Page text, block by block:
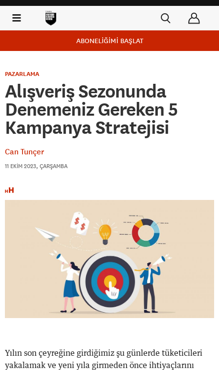
ABONELİĞİMİ BAŞLAT
PAZARLAMA
Alışveriş Sezonunda
Denemeniz Gereken 5
Kampanya Stratejisi
Can Tunçer
11 EKIM 2023, ÇARŞAMBA
Yılın son çeyreğine girdiğimiz şu günlerde tüketicileri
yakalamak ve yeni yıla girmeden önce ihtiyaçlarını